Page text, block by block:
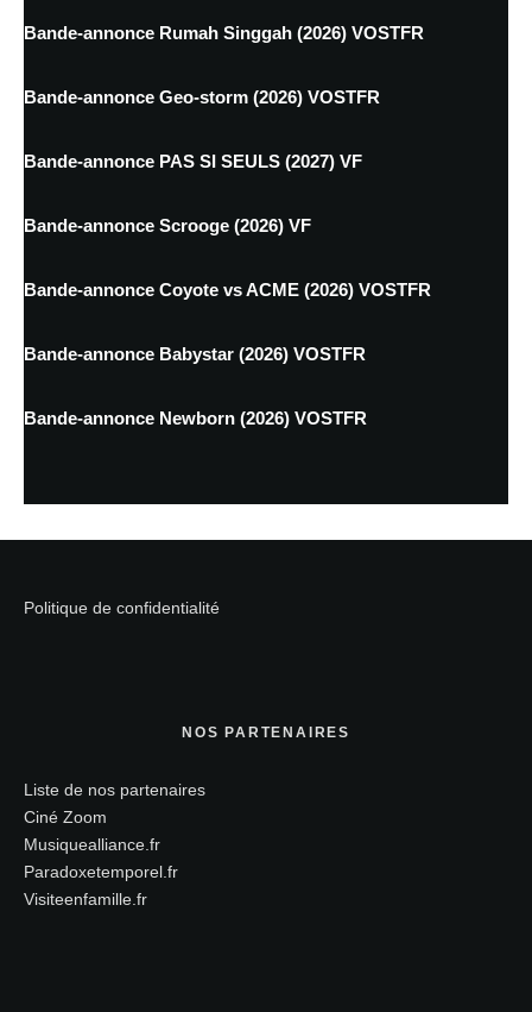
Bande-annonce Rumah Singgah (2026) VOSTFR
Bande-annonce Geo-storm (2026) VOSTFR
Bande-annonce PAS SI SEULS (2027) VF
Bande-annonce Scrooge (2026) VF
Bande-annonce Coyote vs ACME (2026) VOSTFR
Bande-annonce Babystar (2026) VOSTFR
Bande-annonce Newborn (2026) VOSTFR
Politique de confidentialité
NOS PARTENAIRES
Liste de nos partenaires
Ciné Zoom
Musiquealliance.fr
Paradoxetemporel.fr
Visiteenfamille.fr